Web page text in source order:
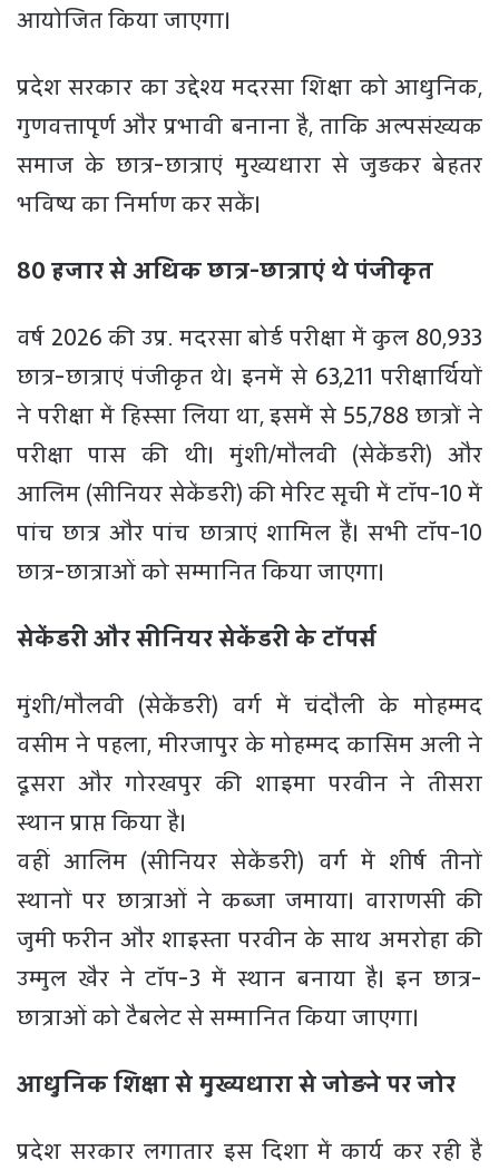
आयोजित किया जाएगा।
प्रदेश सरकार का उद्देश्य मदरसा शिक्षा को आधुनिक,
गुणवत्तापूर्ण और प्रभावी बनाना है, ताकि अल्पसंख्यक
समाज के छात्र-छात्राएं मुख्यधारा से जुड़कर बेहतर
भविष्य का निर्माण कर सकें।
80 हजार से अधिक छात्र-छात्राएं थे पंजीकृत
वर्ष 2026 की उप्र. मदरसा बोर्ड परीक्षा में कुल 80,933
छात्र-छात्राएं पंजीकृत थे। इनमें से 63,211 परीक्षार्थियों
ने परीक्षा में हिस्सा लिया था, इसमें से 55,788 छात्रों ने
परीक्षा पास की थी। मुंशी/मौलवी (सेकेंडरी) और
आलिम (सीनियर सेकेंडरी) की मेरिट सूची में टॉप-10 में
पांच छात्र और पांच छात्राएं शामिल हैं। सभी टॉप-10
छात्र-छात्राओं को सम्मानित किया जाएगा।
सेकेंडरी और सीनियर सेकेंडरी के टॉपर्स
मुंशी/मौलवी (सेकेंडरी) वर्ग में चंदौली के मोहम्मद
वसीम ने पहला, मीरजापुर के मोहम्मद कासिम अली ने
दूसरा और गोरखपुर की शाइमा परवीन ने तीसरा
स्थान प्राप्त किया है।
वहीं आलिम (सीनियर सेकेंडरी) वर्ग में शीर्ष तीनों
स्थानों पर छात्राओं ने कब्जा जमाया। वाराणसी की
जुमी फरीन और शाइस्ता परवीन के साथ अमरोहा की
उम्मुल खैर ने टॉप-3 में स्थान बनाया है। इन छात्र-
छात्राओं को टैबलेट से सम्मानित किया जाएगा।
आधुनिक शिक्षा से मुख्यधारा से जोड़ने पर जोर
प्रदेश सरकार लगातार इस दिशा में कार्य कर रही है